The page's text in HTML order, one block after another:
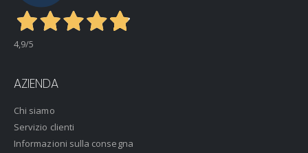
4,9/5
AZIENDA
Chi siamo
Servizio clienti
Informazioni sulla consegna